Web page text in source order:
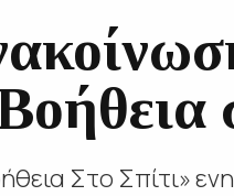
Στο Σπίτι»